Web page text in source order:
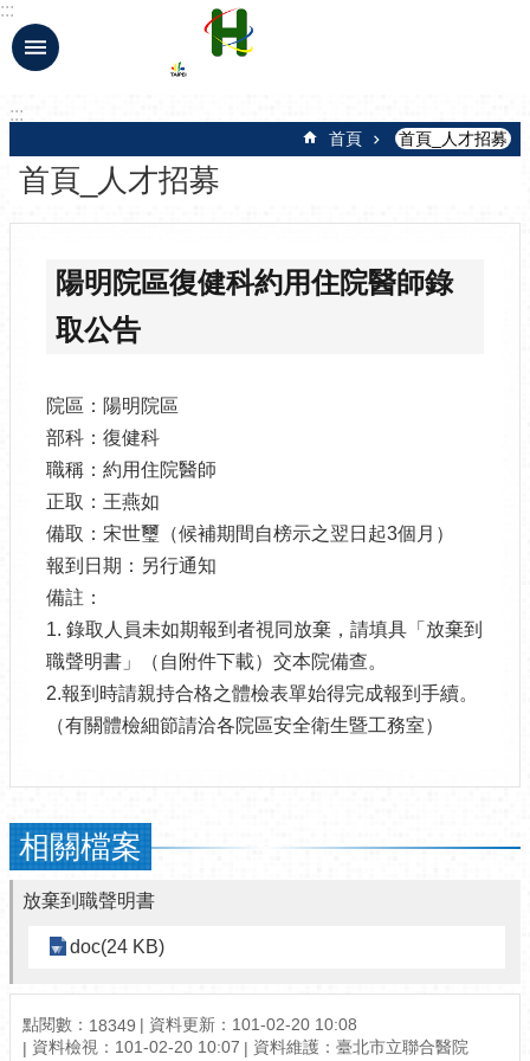
跳到主要內容區塊
:::
:::
首頁 首頁_人才招募
首頁_人才招募
陽明院區復健科約用住院醫師錄
取公告
院區：陽明院區
部科：復健科
職稱：約用住院醫師
正取：王燕如
備取：宋世璽（候補期間自榜示之翌日起3個月）
報到日期：另行通知
備註：
1. 錄取人員未如期報到者視同放棄，請填具「放棄到
職聲明書」（自附件下載）交本院備查。
2.報到時請親持合格之體檢表單始得完成報到手續。
（有關體檢細節請洽各院區安全衛生暨工務室）
相關檔案
放棄到職聲明書
doc(24 KB)
點閱數： 18349
資料更新：101-02-20 10:08
資料檢視：101-02-20 10:07
資料維護：臺北市立聯合醫院